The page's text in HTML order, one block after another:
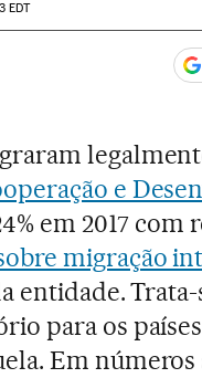
EDT
e
em 2017 com
migração
entidade.
para os
Em